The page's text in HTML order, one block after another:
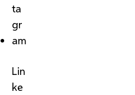
ta
gr
am
Lin
ke